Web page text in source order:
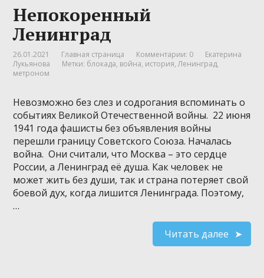
Непокоренный
Ленинград
26.01.2021 Главная страница Комментарии: 0
Екатерина
Лукьянова
Метки: блокада, война, история,Ленинград,
метроном
Невозможно без слез и содрогания вспоминать о
событиях Великой Отечественной войны. 22 июня
1941 года фашисты без объявления войны
перешли границу Советского Союза. Началась
война. Они считали, что Москва – это сердце
России, а Ленинград её душа. Как человек не
может жить без души, так и страна потеряет свой
боевой дух, когда лишится Ленинграда. Поэтому,
…
Читать далее